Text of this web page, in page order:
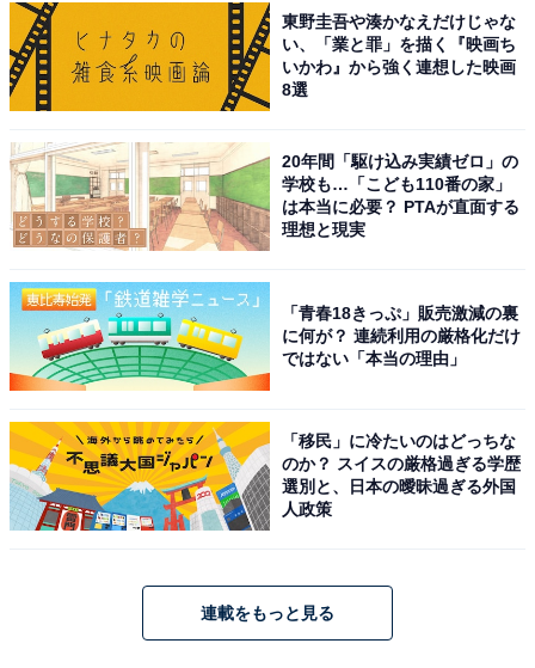
All About ニュースでのライター歴は3年目。主に旅行、
ビジネス関連の記事を担当。最近の関心事は気候変動問
題で、カーボンフットプリントを減らす生活を目指して
試行錯誤しています。中国語に挑戦中。デザイン重視。
ニュージーランド在住。
紅葉を見に行きたい都道府県ランキング！ 2位
東野圭吾や湊かなえだけじゃな
い、「業と罪」を描く『映画ち
いかわ』から強く連想した映画
8選
20年間「駆け込み実績ゼロ」の
学校も…「こども110番の家」
は本当に必要？ PTAが直面する
理想と現実
「青春18きっぷ」販売激減の裏
に何が？ 連続利用の厳格化だけ
ではない「本当の理由」
「移民」に冷たいのはどっちな
のか？ スイスの厳格過ぎる学歴
選別と、日本の曖昧過ぎる外国
人政策
連載をもっと見る